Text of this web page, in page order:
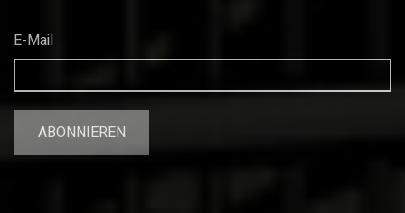
E-Mail